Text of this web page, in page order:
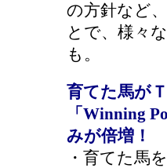
の方針など
とで、様々
も。
育てた馬が
「Winning
みが倍増！
・育てた馬